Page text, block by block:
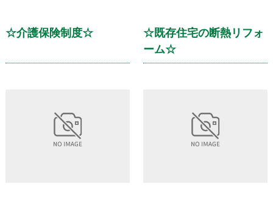
☆介護保険制度☆
☆既存住宅の断熱リフォ
ーム☆